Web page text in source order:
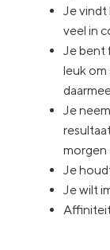
Je vindt
veel in
Je bent
leuk om
Je
morgen
Je
Je wilt